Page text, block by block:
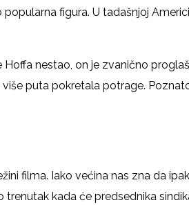
figura. U tadašnjoj
Hoffa nestao, on je zvanično
puta pokretala potrage.
filma. Iako većina nas zna da
kada će predsednika